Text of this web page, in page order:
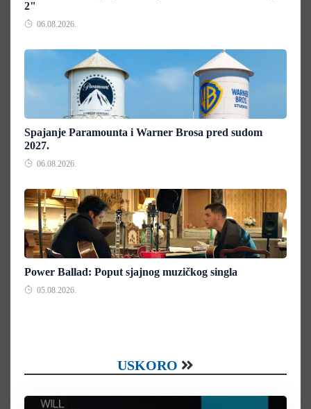
2"
06.08.2026.
Spajanje Paramounta i Warner Brosa pred sudom
2027.
06.08.2026.
Power Ballad: Poput sjajnog muzičkog singla
05.08.2026.
USKORO